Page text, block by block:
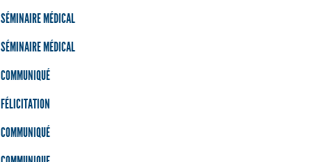
SÉMINAIRE MÉDICAL
SÉMINAIRE MÉDICAL
COMMUNIQUÉ
FÉLICITATION
COMMUNIQUÉ